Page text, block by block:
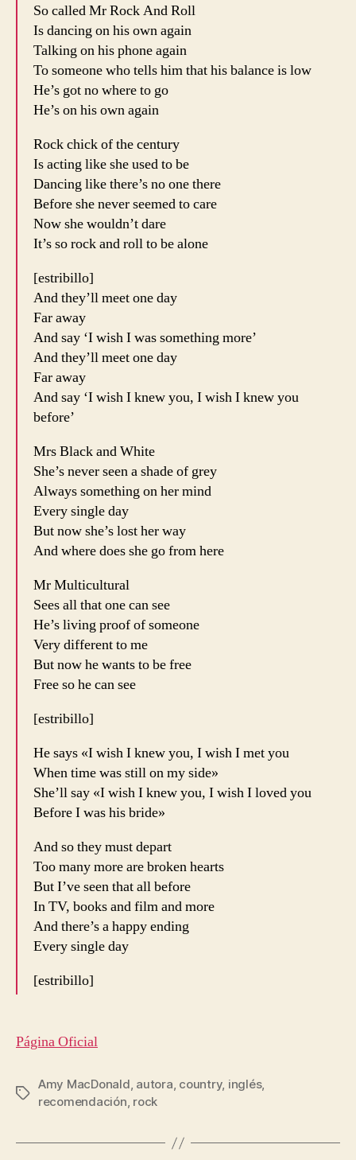
So called Mr Rock And Roll
Is dancing on his own again
Talking on his phone again
To someone who tells him that his balance is low
He’s got no where to go
He’s on his own again
Rock chick of the century
Is acting like she used to be
Dancing like there’s no one there
Before she never seemed to care
Now she wouldn’t dare
It’s so rock and roll to be alone
[estribillo]
And they’ll meet one day
Far away
And say ‘I wish I was something more’
And they’ll meet one day
Far away
And say ‘I wish I knew you, I wish I knew you
before’
Mrs Black and White
She’s never seen a shade of grey
Always something on her mind
Every single day
But now she’s lost her way
And where does she go from here
Mr Multicultural
Sees all that one can see
He’s living proof of someone
Very different to me
But now he wants to be free
Free so he can see
[estribillo]
He says «I wish I knew you, I wish I met you
When time was still on my side»
She’ll say «I wish I knew you, I wish I loved you
Before I was his bride»
And so they must depart
Too many more are broken hearts
But I’ve seen that all before
In TV, books and film and more
And there’s a happy ending
Every single day
[estribillo]
Página Oficial
Etiquetas
Amy MacDonald, autora, country, inglés,
recomendación, rock